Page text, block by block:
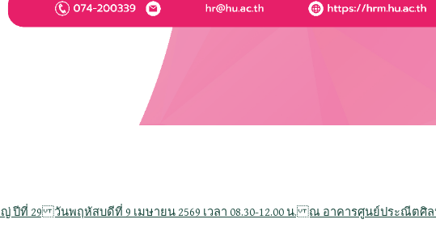
ปีที่ 29 วันพฤหัสบดีที่ 9 เมษายน 2569 เวลา 08.30-12.00 น. ณ อาคารศูนย์ประณีตศิ